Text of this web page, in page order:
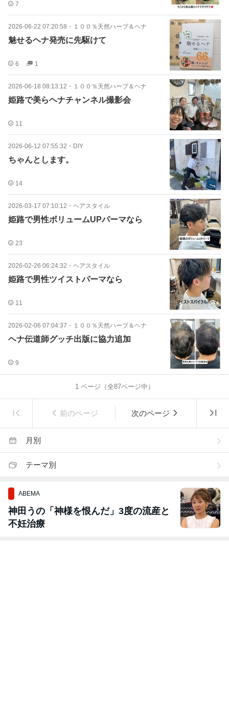
7
2026-06-22 07:20:58 ・ １００％天然ハーブ＆ヘナ
魅せるヘナ発売に先駆けて
6 1
2026-06-18 08:13:12 ・ １００％天然ハーブ＆ヘナ
姫路で美らヘナチャンネル撮影会
11
2026-06-12 07:55:32 ・ DIY
ちゃんとします。
14
2026-03-17 07:10:12 ・ ヘアスタイル
姫路で男性ボリュームUPパーマなら
23
2026-02-26 06:24:32 ・ ヘアスタイル
姫路で男性ツイストパーマなら
11
2026-02-06 07:04:37 ・ １００％天然ハーブ＆ヘナ
ヘナ伝道師グッチ出版に協力追加
9
1ページ（全87ページ中）
前のページ 次のページ
月別
テーマ別
ABEMA
神田うの「神様を恨んだ」3度の流産と
不妊治療